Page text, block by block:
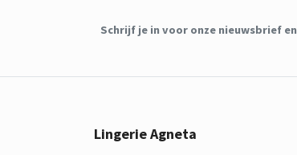
Schrijf je in voor onze nieuwsbrief
Lingerie Agneta